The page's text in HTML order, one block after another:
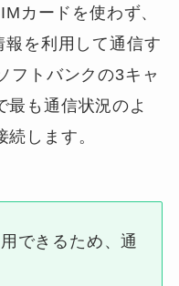
カードを使わず、
を利用して通信す
フトバンクの3キャ
最も通信状況のよ
します。
できるため、通